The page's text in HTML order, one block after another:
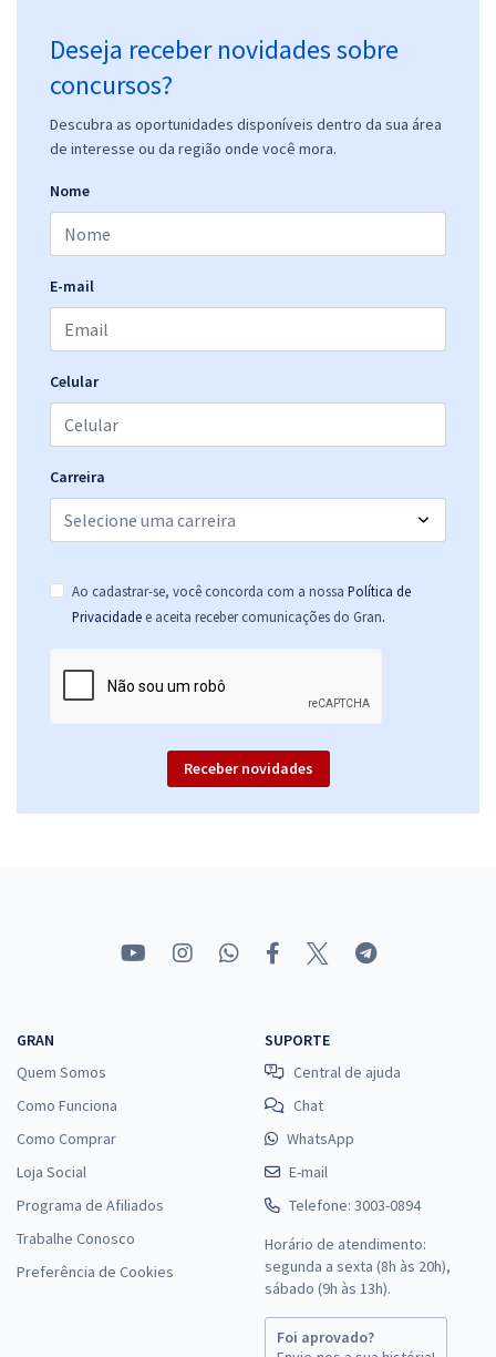
Deseja receber novidades sobre
concursos?
Descubra as oportunidades disponíveis dentro da sua área
de interesse ou da região onde você mora.
Nome
E-mail
Celular
Carreira
Ao cadastrar-se, você concorda com a nossa Política de
Privacidade e aceita receber comunicações do Gran.
Receber novidades
GRAN
Quem Somos
Como Funciona
Como Comprar
Loja Social
Programa de Afiliados
Trabalhe Conosco
Preferência de Cookies
SUPORTE
Central de ajuda
Chat
WhatsApp
E-mail
Telefone: 3003-0894
Horário de atendimento:
segunda a sexta (8h às 20h),
sábado (9h às 13h).
Foi aprovado?